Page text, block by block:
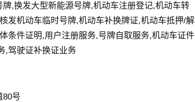
牌,换发大型新能源号牌,机动车注册登记,机动车转
发机动车临时号牌,机动车补换牌证,机动车抵押/解
条件证明,用户注册服务,号牌自取服务,机动车证件
,驾驶证补换证业务
80号